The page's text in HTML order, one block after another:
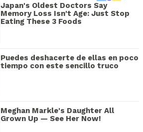
Japan's Oldest Doctors Say
Memory Loss Isn't Age: Just Stop
Eating These 3 Foods
Puedes deshacerte de ellas en poco
tiempo con este sencillo truco
Meghan Markle's Daughter All
Grown Up — See Her Now!